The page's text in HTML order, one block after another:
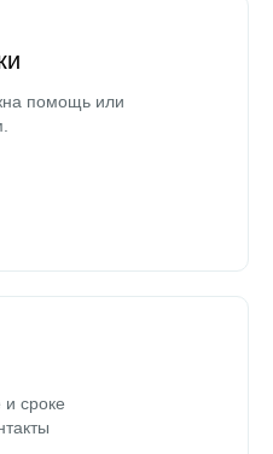
помощь или
сроке